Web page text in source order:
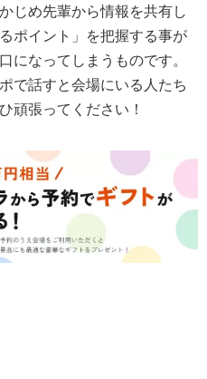
じめ先輩から情報を共有し
ポイント」を把握する事が
になってしまうものです。
で話すと会場にいる人たち
頑張ってください！